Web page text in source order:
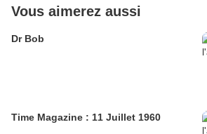
Vous aimerez aussi
Dr Bob
Time Magazine : 11 Juillet 1960